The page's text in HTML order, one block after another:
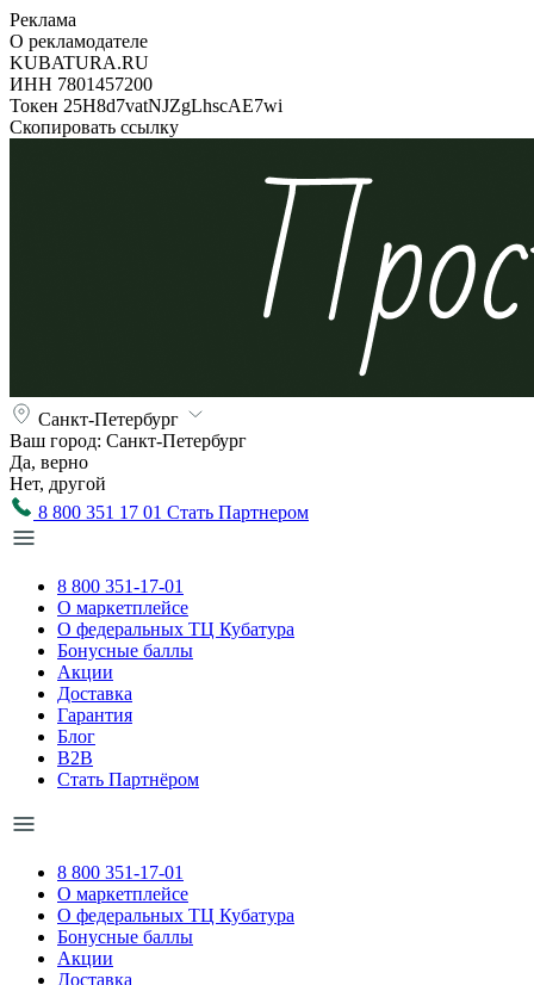
Реклама
О рекламодателе
KUBATURA.RU
ИНН 7801457200
Токен 25H8d7vatNJZgLhscAE7wi
Скопировать ссылку
Санкт-Петербург
Ваш город: Санкт-Петербург
Да, верно
Нет, другой
8 800 351 17 01 Стать Партнером
8 800 351-17-01
О маркетплейсе
О федеральных ТЦ Кубатура
Бонусные баллы
Акции
Доставка
Гарантия
Блог
B2B
Стать Партнёром
8 800 351-17-01
О маркетплейсе
О федеральных ТЦ Кубатура
Бонусные баллы
Акции
Доставка